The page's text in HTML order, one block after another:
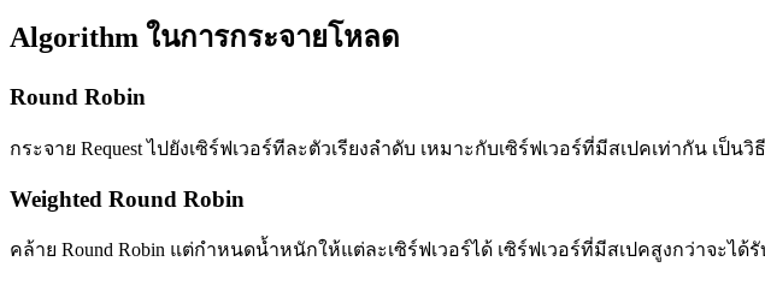
Algorithm ในการกระจายโหลด
Round Robin
กระจาย Request ไปยังเซิร์ฟเวอร์ทีละตัวเรียงลำดับ เหมาะกับเซิร์ฟเวอร์ที่มีสเปคเท่ากัน เป็
Weighted Round Robin
คล้าย Round Robin แต่กำหนดน้ำหนักให้แต่ละเซิร์ฟเวอร์ได้ เซิร์ฟเวอร์ที่มีสเปคสูงกว่าจะได้